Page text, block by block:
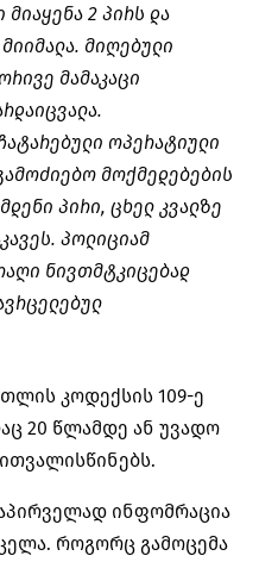
2 პირს და
მიღებული
მამაკაცი
ოპერატიული
მოქმედებების
პირი, ცხელ კვალზე
პოლიციამ
ნივთმტკიცებად
კოდექსის 109-ე
20 წლამდე ან უვადო
ინფომრაცია
როგორც გამოცემა